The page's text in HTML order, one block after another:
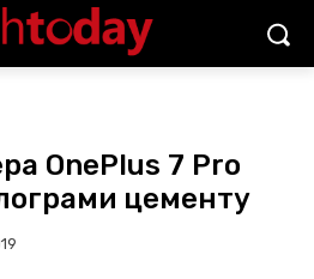
OnePlus 7 Pro
цементу